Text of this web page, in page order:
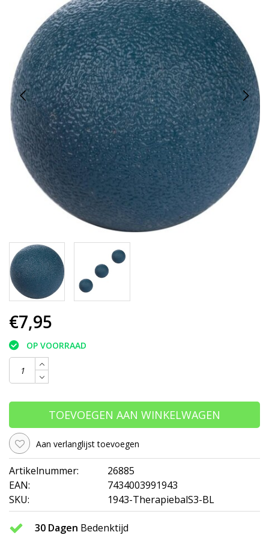
€7,95
OP VOORRAAD
TOEVOEGEN AAN WINKELWAGEN
Aan verlanglijst toevoegen
Artikelnummer:
26885
EAN:
7434003991943
SKU:
1943-TherapiebalS3-BL
30 Dagen Bedenktijd